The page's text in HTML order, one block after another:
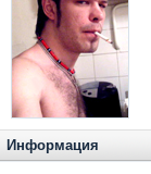
Информация